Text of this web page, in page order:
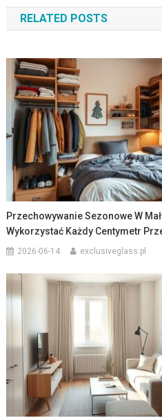
RELATED POSTS
Przechowywanie Sezonowe W
Wykorzystać Każdy Centymetr
2026-06-14 exclusiveglass.pl